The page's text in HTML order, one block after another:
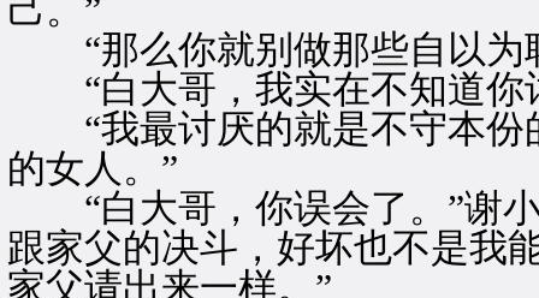
己。”
“那么你就别做那些自以为
“白大哥，我实在不知道你
“我最讨厌的就是不守本份
的女人。”
“白大哥，你误会了。”谢小
跟家父的决斗，好坏也不是我
家父请出来一样。”